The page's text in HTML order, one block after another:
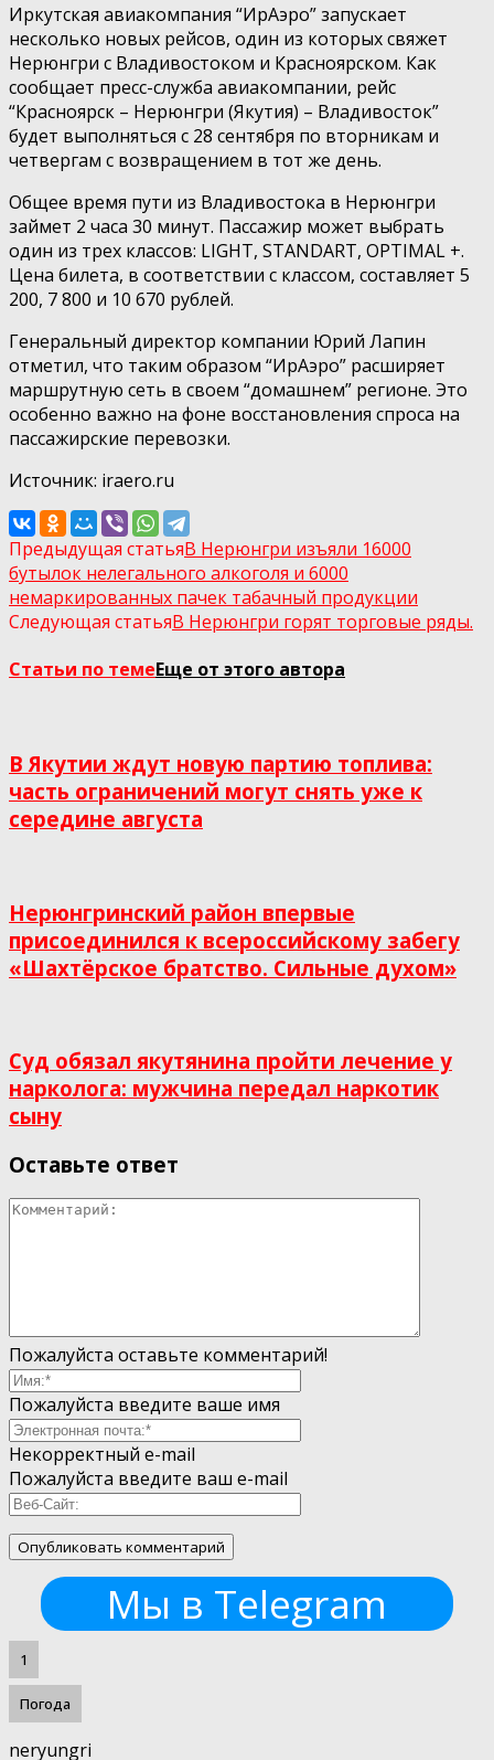
Иркутская авиакомпания “ИрАэро” запускает
несколько новых рейсов, один из которых свяжет
Нерюнгри с Владивостоком и Красноярском. Как
сообщает пресс-служба авиакомпании, рейс
“Красноярск – Нерюнгри (Якутия) – Владивосток”
будет выполняться с 28 сентября по вторникам и
четвергам с возвращением в тот же день.
Общее время пути из Владивостока в Нерюнгри
займет 2 часа 30 минут. Пассажир может выбрать
один из трех классов: LIGHT, STANDART, OPTIMAL +.
Цена билета, в соответствии с классом, составляет 5
200, 7 800 и 10 670 рублей.
Генеральный директор компании Юрий Лапин
отметил, что таким образом “ИрАэро” расширяет
маршрутную сеть в своем “домашнем” регионе. Это
особенно важно на фоне восстановления спроса на
пассажирские перевозки.
Источник: iraero.ru
Предыдущая статьяВ Нерюнгри изъяли 16000
бутылок нелегального алкоголя и 6000
немаркированных пачек табачный продукции
Следующая статьяВ Нерюнгри горят торговые ряды.
Статьи по темеЕще от этого автора
В Якутии ждут новую партию топлива:
часть ограничений могут снять уже к
середине августа
Нерюнгринский район впервые
присоединился к всероссийскому забегу
«Шахтёрское братство. Сильные духом»
Суд обязал якутянина пройти лечение у
нарколога: мужчина передал наркотик
сыну
Оставьте ответ
Пожалуйста оставьте комментарий!
Пожалуйста введите ваше имя
Некорректный e-mail
Пожалуйста введите ваш e-mail
Мы в Telegram
1
Погода
neryungri